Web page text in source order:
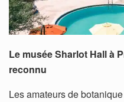
Le musée Sharlot Hall à
reconnu
Les amateurs de